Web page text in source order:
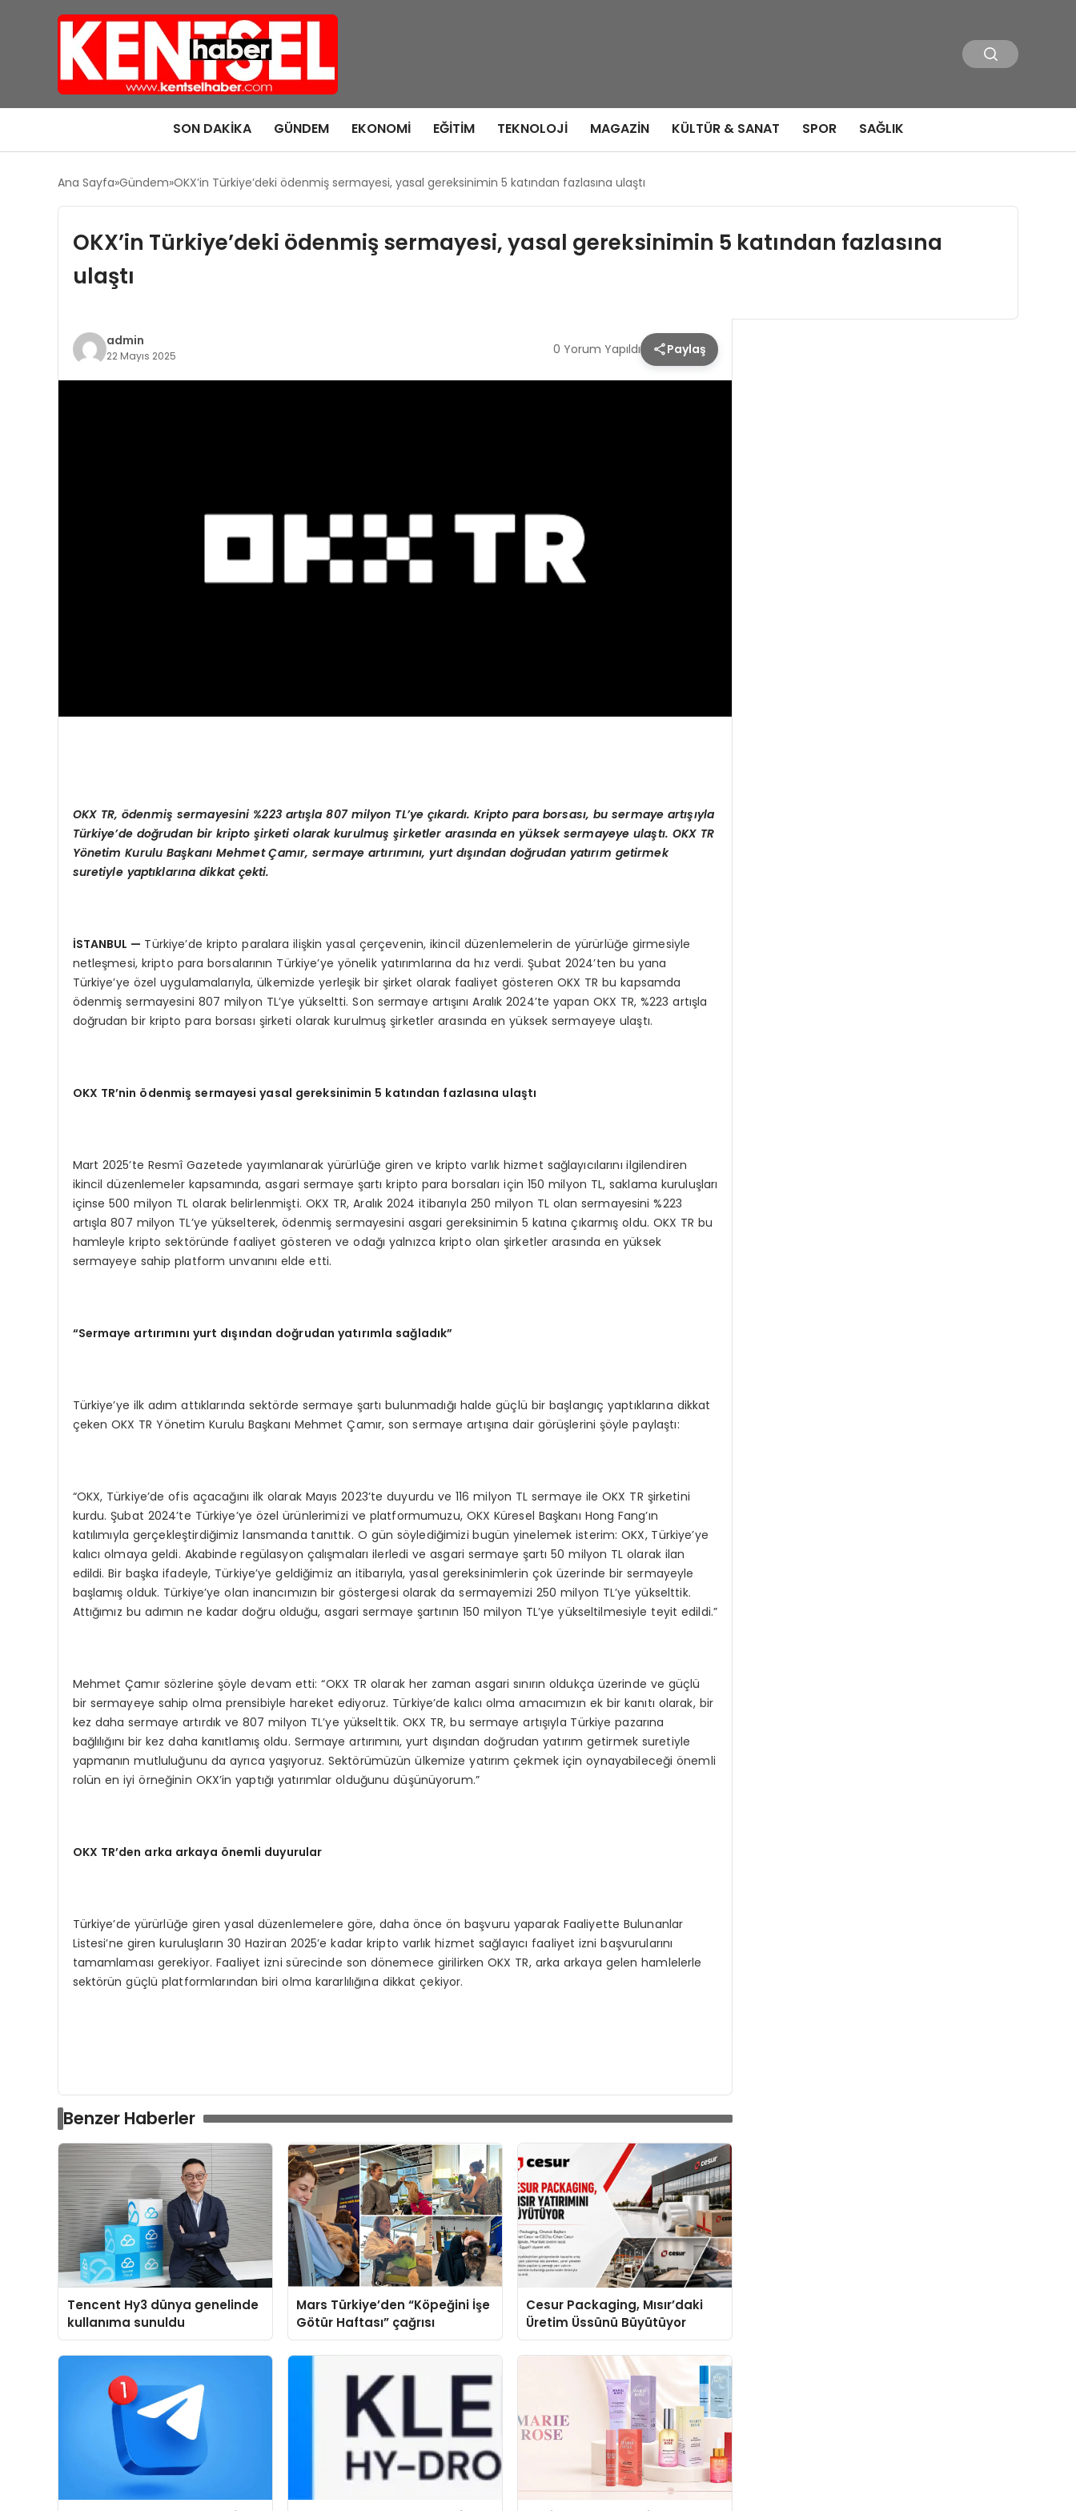
SON DAKIKA GÜNDEM EKONOMI EĞITIM TEKNOLOJI MAGAZIN KÜLTÜR & SANAT SPOR SAĞLIK
Ana Sayfa Gündem OKX’in Türkiye’deki ödenmiş sermayesi, yasal gereksinimin 5 katından fazlasına ulaştı
OKX’in Türkiye’deki ödenmiş sermayesi, yasal gereksinimin 5 katından fazlasına
ulaştı
admin
22 Mayıs 2025 0 Yorum Yapıldı Paylaş
OKX TR,ödenmiş sermayesini %223artışla 807 milyon TL’ye çıkardı. Kripto para borsası, bu sermaye artışıyla
Türkiye’de doğrudan bir kripto şirketi olarak kurulmuş şirketler arasında en yüksek sermayeye ulaştı. OKX TR
Yönetim Kurulu Başkanı Mehmet Çamır, sermaye artırımını, yurt dışından doğrudan yatırım getirmek
suretiyle yaptıklarına dikkat çekti.
İSTANBUL — Türkiye’de kripto paralara ilişkin yasal çerçevenin, ikincil düzenlemelerin de yürürlüğe girmesiyle
netleşmesi, kripto para borsalarının Türkiye’ye yönelik yatırımlarına da hız verdi. Şubat 2024’ten bu yana
Türkiye’ye özel uygulamalarıyla, ülkemizde yerleşik bir şirket olarak faaliyet gösteren OKX TR bu kapsamda
ödenmiş sermayesini 807 milyon TL’ye yükseltti. Son sermaye artışını Aralık 2024’te yapan OKX TR, %223 artışla
doğrudan bir kripto para borsası şirketi olarak kurulmuş şirketler arasında en yüksek sermayeye ulaştı.
OKX TR’nin ödenmiş sermayesi yasal gereksinimin 5 katından fazlasına ulaştı
Mart 2025’te Resmî Gazetede yayımlanarak yürürlüğe giren ve kripto varlık hizmet sağlayıcılarını ilgilendiren
ikincil düzenlemeler kapsamında, asgari sermaye şartı kripto para borsaları için 150 milyon TL, saklama kuruluşları
içinse 500 milyon TL olarak belirlenmişti. OKX TR, Aralık 2024 itibarıyla 250 milyon TL olan sermayesini %223
artışla 807 milyon TL’ye yükselterek, ödenmiş sermayesini asgari gereksinimin 5 katına çıkarmış oldu. OKX TR bu
hamleyle kripto sektöründe faaliyet gösteren ve odağı yalnızca kripto olan şirketler arasında en yüksek
sermayeye sahip platform unvanını elde etti.
“Sermaye artırımını yurt dışından doğrudan yatırımla sağladık”
Türkiye’ye ilk adım attıklarında sektörde sermaye şartı bulunmadığı halde güçlü bir başlangıç yaptıklarına dikkat
çeken OKX TR Yönetim Kurulu Başkanı Mehmet Çamır, son sermaye artışına dair görüşlerini şöyle paylaştı:
“OKX, Türkiye’de ofis açacağını ilk olarak Mayıs 2023’te duyurdu ve 116 milyon TL sermaye ile OKX TR şirketini
kurdu. Şubat 2024’te Türkiye’ye özel ürünlerimizi ve platformumuzu, OKX Küresel Başkanı Hong Fang’ın
katılımıyla gerçekleştirdiğimiz lansmanda tanıttık. O gün söylediğimizi bugün yinelemek isterim: OKX, Türkiye’ye
kalıcı olmaya geldi. Akabinde regülasyon çalışmaları ilerledi ve asgari sermaye şartı 50 milyon TL olarak ilan
edildi. Bir başka ifadeyle, Türkiye’ye geldiğimiz an itibarıyla, yasal gereksinimlerin çok üzerinde bir sermayeyle
başlamış olduk. Türkiye’ye olan inancımızın bir göstergesi olarak da sermayemizi 250 milyon TL’ye yükselttik.
Attığımız bu adımın ne kadar doğru olduğu, asgari sermaye şartının 150 milyon TL’ye yükseltilmesiyle teyit edildi.”
Mehmet Çamır sözlerine şöyle devam etti: “OKX TR olarak her zaman asgari sınırın oldukça üzerinde ve güçlü
bir sermayeye sahip olma prensibiyle hareket ediyoruz. Türkiye’de kalıcı olma amacımızın ek bir kanıtı olarak, bir
kez daha sermaye artırdık ve 807 milyon TL’ye yükselttik. OKX TR, bu sermaye artışıyla Türkiye pazarına
bağlılığını bir kez daha kanıtlamış oldu. Sermaye artırımını, yurt dışından doğrudan yatırım getirmek suretiyle
yapmanın mutluluğunu da ayrıca yaşıyoruz. Sektörümüzün ülkemize yatırım çekmek için oynayabileceği önemli
rolün en iyi örneğinin OKX’in yaptığı yatırımlar olduğunu düşünüyorum.”
OKX TR’den arka arkaya önemli duyurular
Türkiye’de yürürlüğe giren yasal düzenlemelere göre, daha önce ön başvuru yaparak Faaliyette Bulunanlar
Listesi’ne giren kuruluşların 30 Haziran 2025’e kadar kripto varlık hizmet sağlayıcı faaliyet izni başvurularını
tamamlaması gerekiyor. Faaliyet izni sürecinde son dönemece girilirken OKX TR, arka arkaya gelen hamlelerle
sektörün güçlü platformlarından biri olma kararlılığına dikkat çekiyor.
Benzer Haberler
Tencent Hy3 dünya genelinde
kullanıma sunuldu
Mars Türkiye’den “Köpeğini İşe
Götür Haftası” çağrısı
Cesur Packaging, Mısır’daki
Üretim Üssünü Büyütüyor